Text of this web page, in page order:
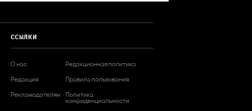
ССЫЛКИ
О нас
Редакция
Рекламодателям
Редакционная политика
Правила пользования
Политика
конфиденциальности